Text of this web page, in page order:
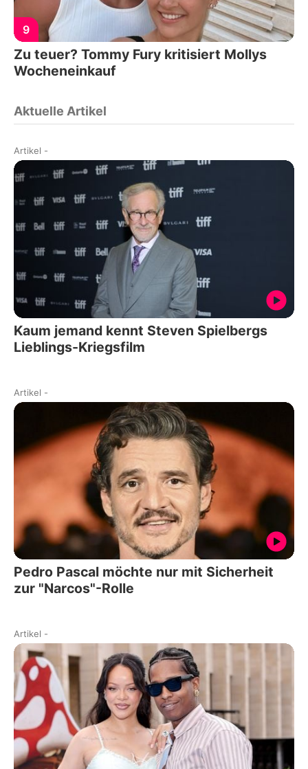
9
Zu teuer? Tommy Fury kritisiert Mollys
Wocheneinkauf
Aktuelle Artikel
Artikel -
Kaum jemand kennt Steven Spielbergs
Lieblings-Kriegsfilm
Artikel -
Pedro Pascal möchte nur mit Sicherheit
zur "Narcos"-Rolle
Artikel -